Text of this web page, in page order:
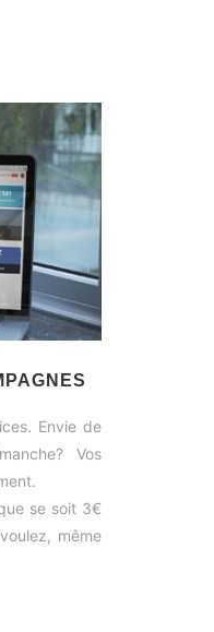
Envie de
Vos
se soit 3€
même